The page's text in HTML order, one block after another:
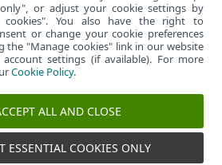
s
Sütik kezelése
Cookie-szabályzat
only", or adjust your cookie settings by
cookies". You also have the right to
or change your cookie preferences
the "Manage cookies" link in our website
settings (if available). For more
Cookie Policy.
ALL AND CLOSE
ESSENTIAL COOKIES ONLY